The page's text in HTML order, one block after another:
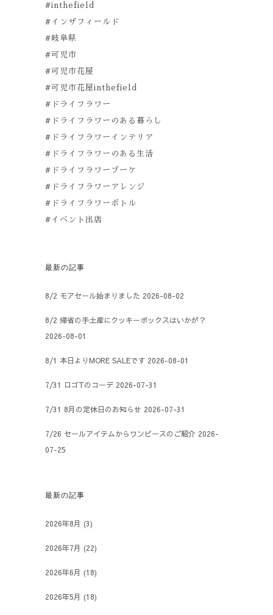
#inthefield
#インザフィールド
#岐阜県
#可児市
#可児市花屋
#可児市花屋inthefield
#ドライフラワー
#ドライフラワーのある暮らし
#ドライフラワーインテリア
#ドライフラワーのある生活
#ドライフラワーブーケ
#ドライフラワーアレンジ
#ドライフラワーボトル
#イベント出店
最新の記事
8/2 モアセール始まりました 2026-08-02
8/2 帰省の手土産にクッキーボックスはいかが？
2026-08-01
8/1 本日よりMORE SALEです 2026-08-01
7/31 ロゴTのコーデ 2026-07-31
7/31 8月の定休日のお知らせ 2026-07-31
7/26 セールアイテムからワンピースのご紹介 2026-
07-25
最新の記事
2026年8月 (3)
2026年7月 (22)
2026年6月 (18)
2026年5月 (18)